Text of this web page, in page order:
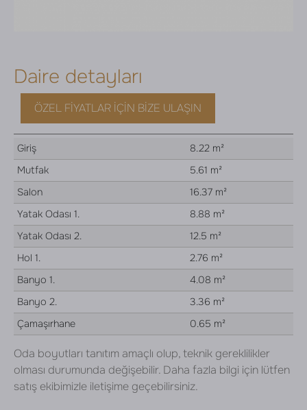
Daire detayları
ÖZEL FIYATLAR İÇIN BIZE ULAŞIN
Giriş
8.22 m²
Mutfak
5.61 m²
Salon
16.37 m²
Yatak Odası 1.
8.88 m²
Yatak Odası 2.
12.5 m²
Hol 1.
2.76 m²
Banyo 1.
4.08 m²
Banyo 2.
3.36 m²
Çamaşırhane
0.65 m²
Oda boyutları tanıtım amaçlı olup, teknik gereklilikler
olması durumunda değişebilir. Daha fazla bilgi için lütfen
satış ekibimizle iletişime geçebilirsiniz.